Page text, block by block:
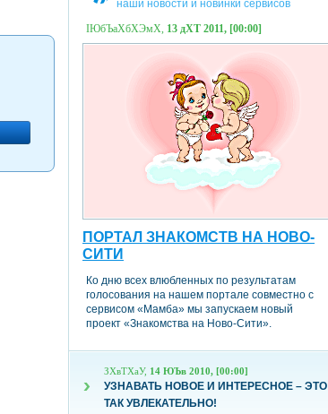
наши новости и новинки сервисов
ІЮбЪаХбХЭмХ, 13 дХТ 2011, [00:00]
ПОРТАЛ ЗНАКОМСТВ НА НОВО-
СИТИ
Ко дню всех влюбленных по результатам
голосования на нашем портале совместно с
сервисом «Мамба» мы запускаем новый
проект «Знакомства на Ново-Сити».
ЗХвТХаУ, 14 ЮЪв 2010, [00:00]
УЗНАВАТЬ НОВОЕ И ИНТЕРЕСНОЕ – ЭТО
ТАК УВЛЕКАТЕЛЬНО!